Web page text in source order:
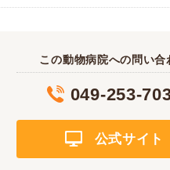
この動物病院への問い合
049-253-
公式サイト